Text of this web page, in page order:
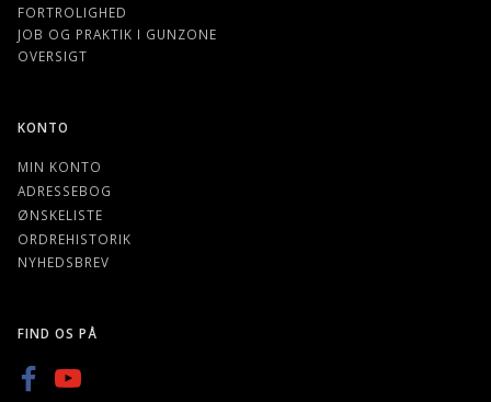
FORTROLIGHED
JOB OG PRAKTIK I GUNZONE
OVERSIGT
KONTO
MIN KONTO
ADRESSEBOG
ØNSKELISTE
ORDREHISTORIK
NYHEDSBREV
FIND OS PÅ